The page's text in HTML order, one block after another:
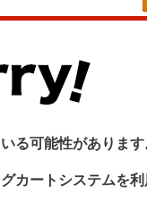
る可能性があります
カートシステムを